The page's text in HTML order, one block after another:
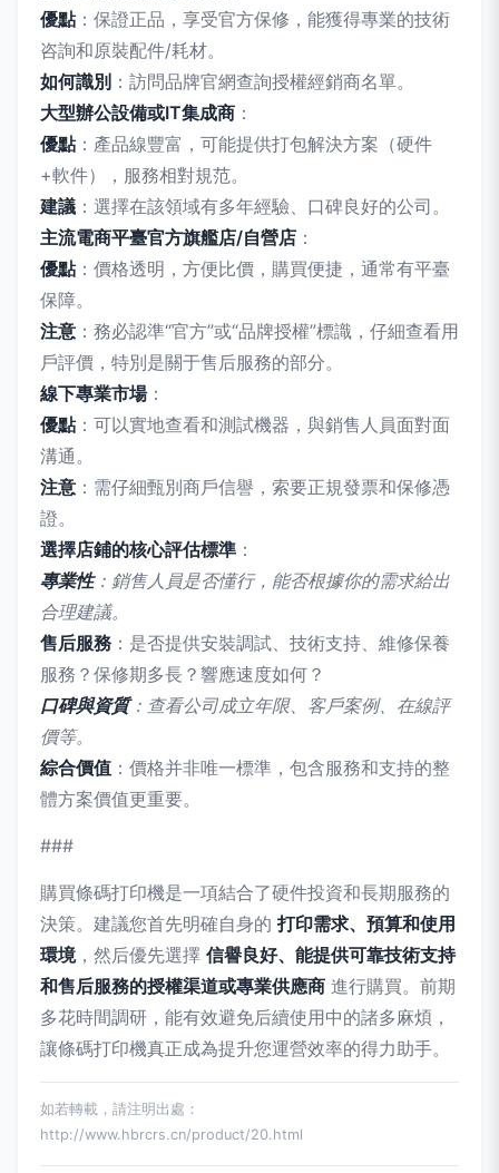
優點：保證正品，享受官方保修，能獲得專業的技術
咨詢和原裝配件/耗材。
如何識別 ：訪問品牌官網查詢授權經銷商名單。
大型辦公設備或IT集成商 ：
優點：產品線豐富，可能提供打包解決方案（硬件
+軟件），服務相對規范。
建議 ：選擇在該領域有多年經驗、口碑良好的公司。
主流電商平臺官方旗艦店/自營店 ：
優點：價格透明，方便比價，購買便捷，通常有平臺
保障。
注意 ：務必認準“官方”或“品牌授權”標識，仔細查看用
戶評價，特別是關于售后服務的部分。
線下專業市場：
優點：可以實地查看和測試機器，與銷售人員面對面
溝通。
注意 ：需仔細甄別商戶信譽，索要正規發票和保修憑
證。
選擇店鋪的核心評估標準 ：
專業性：銷售人員是否懂行，能否根據你的需求給出
合理建議。
售后服務 ：是否提供安裝調試、技術支持、維修保養
服務？保修期多長？響應速度如何？
口碑與資質：查看公司成立年限、客戶案例、在線評
價等。
綜合價值 ：價格并非唯一標準，包含服務和支持的整
體方案價值更重要。
###
購買條碼打印機是一項結合了硬件投資和長期服務的
決策。建議您首先明確自身的打印需求、預算和使用
環境，然后優先選擇 信譽良好、能提供可靠技術支持
和售后服務的授權渠道或專業供應商 進行購買。前期
多花時間調研，能有效避免后續使用中的諸多麻煩，
讓條碼打印機真正成為提升您運營效率的得力助手。
如若轉載，請注明出處：
http://www.hbrcrs.cn/product/20.html